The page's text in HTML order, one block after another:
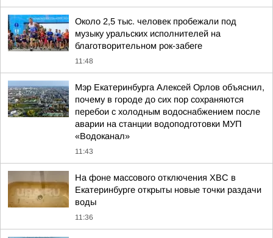
Около 2,5 тыс. человек пробежали под
музыку уральских исполнителей на
благотворительном рок-забеге
11:48
Мэр Екатеринбурга Алексей Орлов объяснил,
почему в городе до сих пор сохраняются
перебои с холодным водоснабжением после
аварии на станции водоподготовки МУП
«Водоканал»
11:43
На фоне массового отключения ХВС в
Екатеринбурге открыты новые точки раздачи
воды
11:36